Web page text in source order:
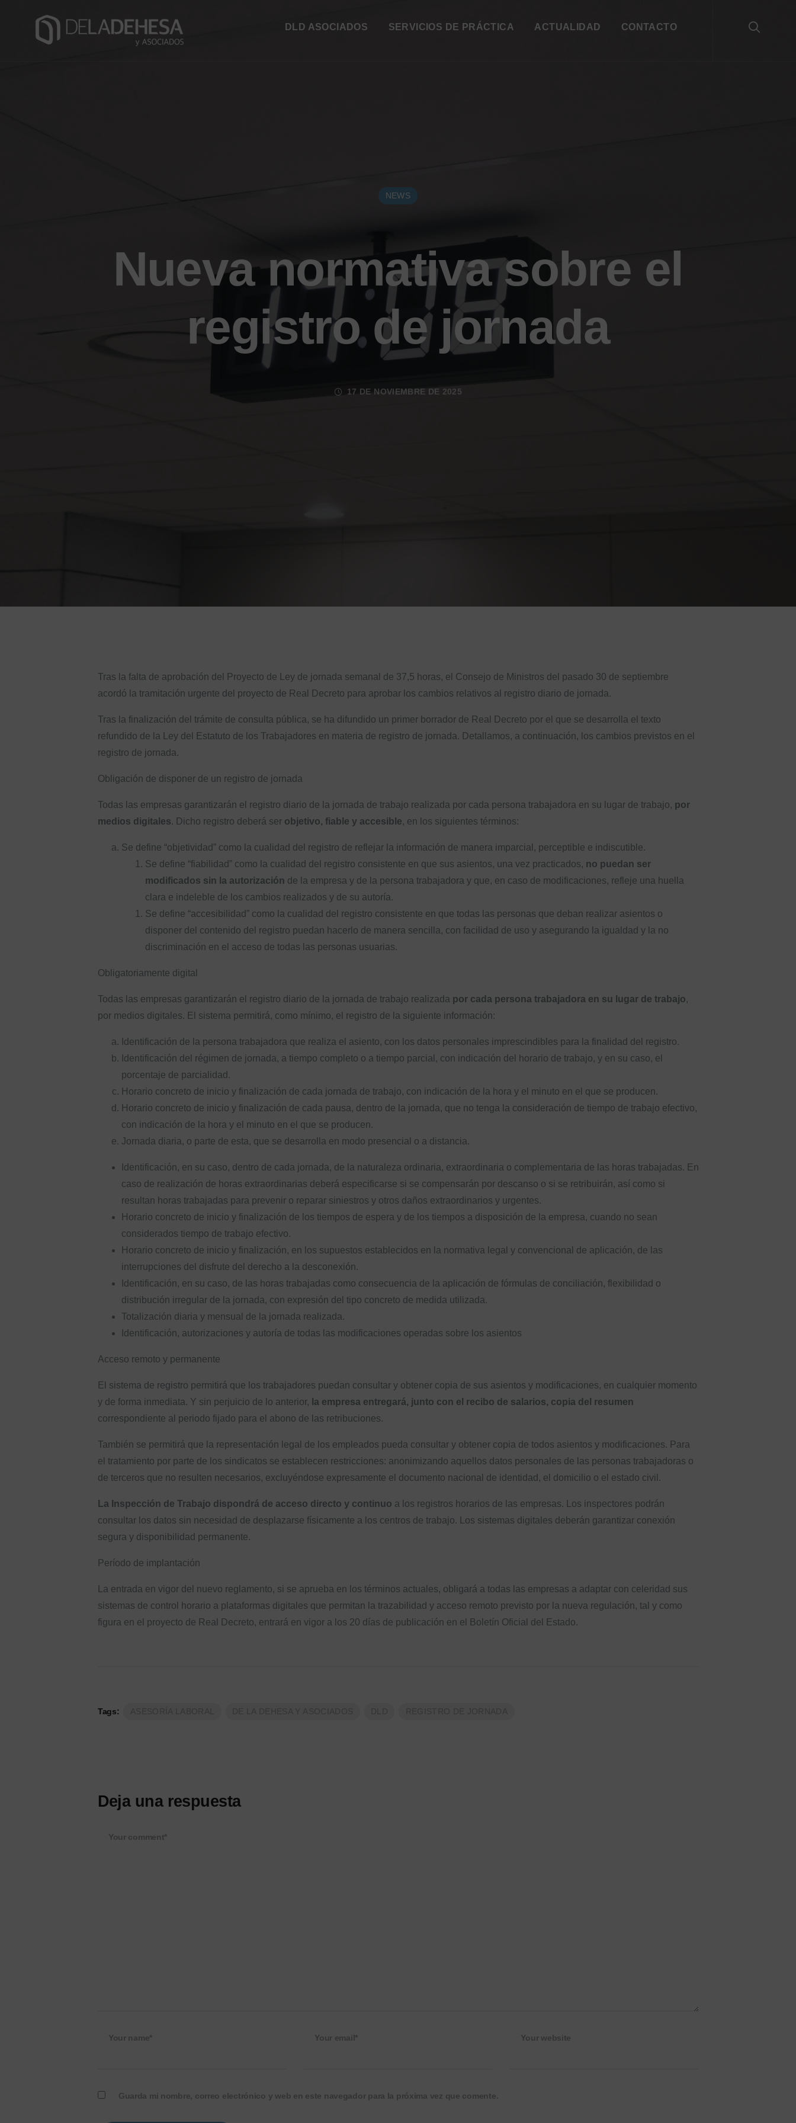
DLD ASOCIADOS SERVICIOS DE PRÁCTICA ACTUALIDAD CONTACTO
NEWS
Nueva normativa sobre el
registro de jornada
17 DE NOVIEMBRE DE 2025
Tras la falta de aprobación del Proyecto de Ley de jornada semanal de 37,5 horas, el Consejo de Ministros del pasado 30 de septiembre
acordó la tramitación urgente del proyecto de Real Decreto para aprobar los cambios relativos al registro diario de jornada.
Tras la finalización del trámite de consulta pública, se ha difundido un primer borrador de Real Decreto por el que se desarrolla el texto
refundido de la Ley del Estatuto de los Trabajadores en materia de registro de jornada. Detallamos, a continuación, los cambios previstos en el
registro de jornada.
Obligación de disponer de un registro de jornada
Todas las empresas garantizarán el registro diario de la jornada de trabajo realizada por cada persona trabajadora en su lugar de trabajo, por
medios digitales. Dicho registro deberá ser objetivo, fiable y accesible, en los siguientes términos:
Se define “objetividad” como la cualidad del registro de reflejar la información de manera imparcial, perceptible e indiscutible.
Se define “fiabilidad” como la cualidad del registro consistente en que sus asientos, una vez practicados, no puedan ser
modificados sin la autorización de la empresa y de la persona trabajadora y que, en caso de modificaciones, refleje una huella
clara e indeleble de los cambios realizados y de su autoría.
Se define “accesibilidad” como la cualidad del registro consistente en que todas las personas que deban realizar asientos o
disponer del contenido del registro puedan hacerlo de manera sencilla, con facilidad de uso y asegurando la igualdad y la no
discriminación en el acceso de todas las personas usuarias.
Obligatoriamente digital
Todas las empresas garantizarán el registro diario de la jornada de trabajo realizada por cada persona trabajadora en su lugar de trabajo,
por medios digitales. El sistema permitirá, como mínimo, el registro de la siguiente información:
Identificación de la persona trabajadora que realiza el asiento, con los datos personales imprescindibles para la finalidad del registro.
Identificación del régimen de jornada, a tiempo completo o a tiempo parcial, con indicación del horario de trabajo, y en su caso, el
porcentaje de parcialidad.
Horario concreto de inicio y finalización de cada jornada de trabajo, con indicación de la hora y el minuto en el que se producen.
Horario concreto de inicio y finalización de cada pausa, dentro de la jornada, que no tenga la consideración de tiempo de trabajo efectivo,
con indicación de la hora y el minuto en el que se producen.
Jornada diaria, o parte de esta, que se desarrolla en modo presencial o a distancia.
Identificación, en su caso, dentro de cada jornada, de la naturaleza ordinaria, extraordinaria o complementaria de las horas trabajadas. En
caso de realización de horas extraordinarias deberá especificarse si se compensarán por descanso o si se retribuirán, así como si
resultan horas trabajadas para prevenir o reparar siniestros y otros daños extraordinarios y urgentes.
Horario concreto de inicio y finalización de los tiempos de espera y de los tiempos a disposición de la empresa, cuando no sean
considerados tiempo de trabajo efectivo.
Horario concreto de inicio y finalización, en los supuestos establecidos en la normativa legal y convencional de aplicación, de las
interrupciones del disfrute del derecho a la desconexión.
Identificación, en su caso, de las horas trabajadas como consecuencia de la aplicación de fórmulas de conciliación, flexibilidad o
distribución irregular de la jornada, con expresión del tipo concreto de medida utilizada.
Totalización diaria y mensual de la jornada realizada.
Identificación, autorizaciones y autoría de todas las modificaciones operadas sobre los asientos
Acceso remoto y permanente
El sistema de registro permitirá que los trabajadores puedan consultar y obtener copia de sus asientos y modificaciones, en cualquier momento
y de forma inmediata. Y sin perjuicio de lo anterior, la empresa entregará, junto con el recibo de salarios, copia del resumen
correspondiente al periodo fijado para el abono de las retribuciones.
También se permitirá que la representación legal de los empleados pueda consultar y obtener copia de todos asientos y modificaciones. Para
el tratamiento por parte de los sindicatos se establecen restricciones: anonimizando aquellos datos personales de las personas trabajadoras o
de terceros que no resulten necesarios, excluyéndose expresamente el documento nacional de identidad, el domicilio o el estado civil.
La Inspección de Trabajo dispondrá de acceso directo y continuo a los registros horarios de las empresas. Los inspectores podrán
consultar los datos sin necesidad de desplazarse físicamente a los centros de trabajo. Los sistemas digitales deberán garantizar conexión
segura y disponibilidad permanente.
Período de implantación
La entrada en vigor del nuevo reglamento, si se aprueba en los términos actuales, obligará a todas las empresas a adaptar con celeridad sus
sistemas de control horario a plataformas digitales que permitan la trazabilidad y acceso remoto previsto por la nueva regulación, tal y como
figura en el proyecto de Real Decreto, entrará en vigor a los 20 días de publicación en el Boletín Oficial del Estado.
Tags:
Deja una respuesta
Your comment*
Your name* Your email* Your website
Guarda mi nombre, correo electrónico y web en este navegador para la próxima vez que comente.